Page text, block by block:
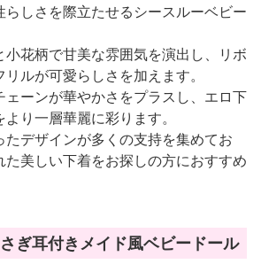
らしさを際立たせるシースルーベビー
花柄で甘美な雰囲気を演出し、リボ
ルが可愛らしさを加えます。
ェーンが華やかさをプラスし、エロ下
り一層華麗に彩ります。
デザインが多くの支持を集めてお
た美しい下着をお探しの方におすすめ
ぎ耳付きメイド風ベビードール